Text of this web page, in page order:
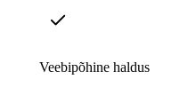
Veebipõhine haldus